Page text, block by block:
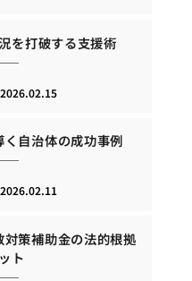
を打破する支援術
2026.02.15
自治体の成功事例
2026.02.11
策補助金の法的根拠
ト